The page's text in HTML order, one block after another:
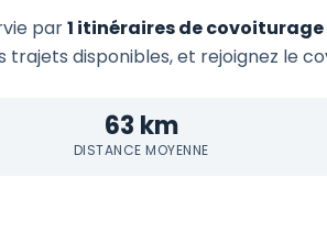
par1 itinéraires de covoiturage
trajets disponibles, et rejoignez le
63 km
DISTANCE MOYENNE